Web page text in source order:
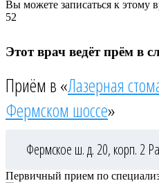
Вы можете записаться к этому
52
Этот врач ведёт прём в
Приём в «Лазерная
Фермском шоссе»
Фермское ш. д. 20, корп. 2
Первичный прием по